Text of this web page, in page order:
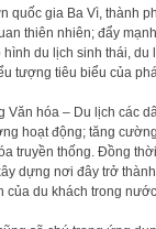
quốc gia Ba Vì, thành
thiên nhiên; đẩy
hình du lịch sinh thái,
tượng tiêu biểu của
Văn hóa – Du lịch các
hoạt động; tăng
truyền thống. Đồng
dựng nơi đây trở
của du khách trong